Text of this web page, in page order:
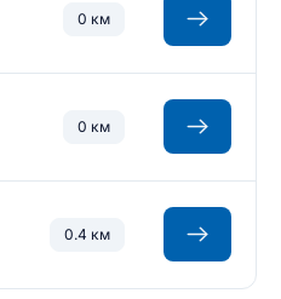
0 км
0 км
0.4 км